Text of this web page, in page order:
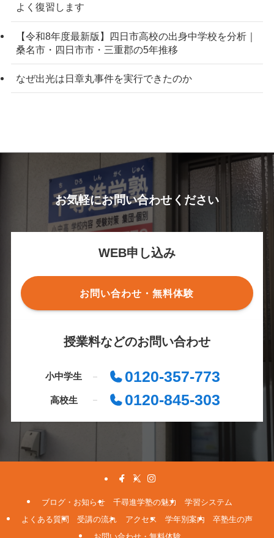
よく復習します
【令和8年度最新版】四日市高校の出身中学校を分析｜
桑名市・四日市市・三重郡の5年推移
なぜ出光は日章丸事件を実行できたのか
お気軽にお問い合わせください
WEB申し込み
お問い合わせ・無料体験
授業料などのお問い合わせ
小中学生 0120-357-773
高校生 0120-845-303
ブログ・お知らせ 千尋進学塾の魅力
学習システム
よくある質問
受講の流れ アクセス 学年別案内
卒塾生の声